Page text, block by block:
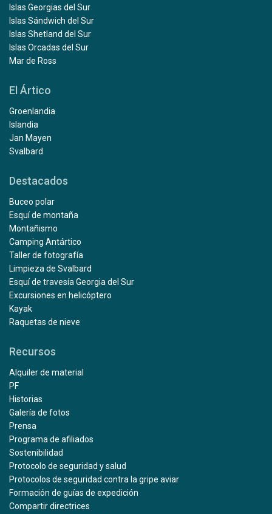
Islas Georgias del Sur
Islas Sándwich del Sur
Islas Shetland del Sur
Islas Orcadas del Sur
Mar de Ross
El Ártico
Groenlandia
Islandia
Jan Mayen
Svalbard
Destacados
Buceo polar
Esquí de montaña
Montañismo
Camping Antártico
Taller de fotografía
Limpieza de Svalbard
Esquí de travesía Georgia del Sur
Excursiones en helicóptero
Kayak
Raquetas de nieve
Recursos
Alquiler de material
PF
Historias
Galería de fotos
Prensa
Programa de afiliados
Sostenibilidad
Protocolo de seguridad y salud
Protocolos de seguridad contra la gripe aviar
Formación de guías de expedición
Compartir directrices